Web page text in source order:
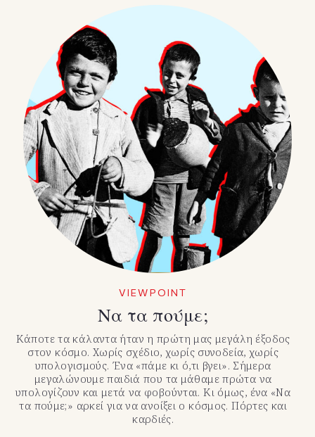
VIEWPOINT
Να τα πούμε;
Κάποτε τα κάλαντα ήταν η πρώτη μας μεγάλη έξοδος
στον κόσμο. Χωρίς σχέδιο, χωρίς συνοδεία, χωρίς
υπολογισμούς. Ένα «πάμε κι ό,τι βγει». Σήμερα
μεγαλώνουμε παιδιά που τα μάθαμε πρώτα να
υπολογίζουν και μετά να φοβούνται. Κι όμως, ένα «Να
τα πούμε;» αρκεί για να ανοίξει ο κόσμος. Πόρτες και
καρδιές.